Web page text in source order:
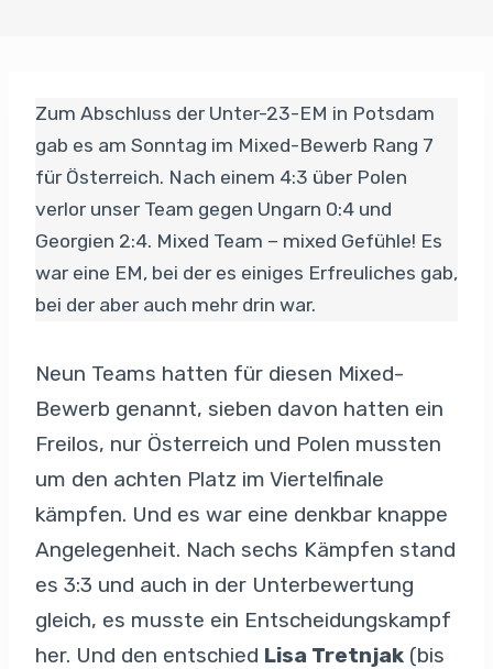
Zum Abschluss der Unter-23-EM in Potsdam
gab es am Sonntag im Mixed-Bewerb Rang 7
für Österreich. Nach einem 4:3 über Polen
verlor unser Team gegen Ungarn 0:4 und
Georgien 2:4. Mixed Team – mixed Gefühle! Es
war eine EM, bei der es einiges Erfreuliches gab,
bei der aber auch mehr drin war.
Neun Teams hatten für diesen Mixed-
Bewerb genannt, sieben davon hatten ein
Freilos, nur Österreich und Polen mussten
um den achten Platz im Viertelfinale
kämpfen. Und es war eine denkbar knappe
Angelegenheit. Nach sechs Kämpfen stand
es 3:3 und auch in der Unterbewertung
gleich, es musste ein Entscheidungskampf
her. Und den entschied Lisa Tretnjak (bis